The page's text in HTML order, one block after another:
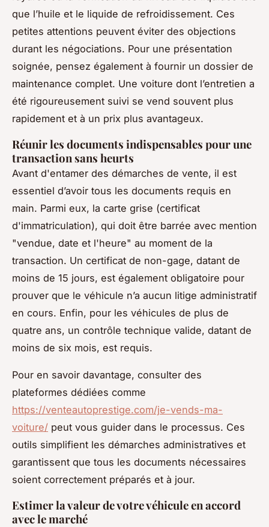
que l’huile et le liquide de refroidissement. Ces
petites attentions peuvent éviter des objections
durant les négociations. Pour une présentation
soignée, pensez également à fournir un dossier de
maintenance complet. Une voiture dont l’entretien a
été rigoureusement suivi se vend souvent plus
rapidement et à un prix plus avantageux.
Réunir les documents indispensables pour une
transaction sans heurts
Avant d'entamer des démarches de vente, il est
essentiel d’avoir tous les documents requis en
main. Parmi eux, la carte grise (certificat
d'immatriculation), qui doit être barrée avec mention
"vendue, date et l'heure" au moment de la
transaction. Un certificat de non-gage, datant de
moins de 15 jours, est également obligatoire pour
prouver que le véhicule n’a aucun litige administratif
en cours. Enfin, pour les véhicules de plus de
quatre ans, un contrôle technique valide, datant de
moins de six mois, est requis.
Pour en savoir davantage, consulter des
plateformes dédiées comme
https://venteautoprestige.com/je-vends-ma-
voiture/ peut vous guider dans le processus. Ces
outils simplifient les démarches administratives et
garantissent que tous les documents nécessaires
soient correctement préparés et à jour.
Estimer la valeur de votre véhicule en accord
avec le marché